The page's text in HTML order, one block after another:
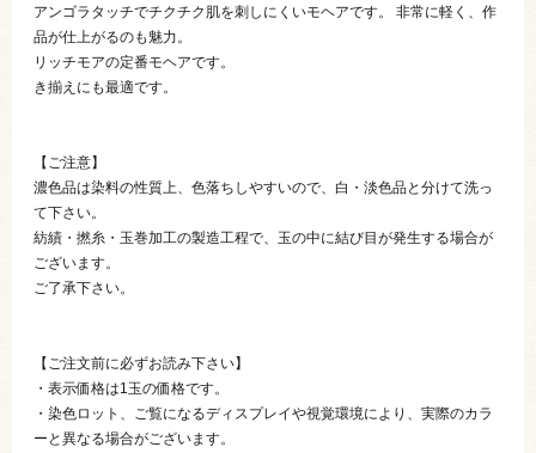
アンゴラタッチでチクチク肌を刺しにくいモヘアです。 非常に軽く、作
品が仕上がるのも魅力。
リッチモアの定番モヘアです。
き揃えにも最適です。
【ご注意】
濃色品は染料の性質上、色落ちしやすいので、白・淡色品と分けて洗っ
て下さい。
紡績・撚糸・玉巻加工の製造工程で、玉の中に結び目が発生する場合が
ございます。
ご了承下さい。
【ご注文前に必ずお読み下さい】
・表示価格は1玉の価格です。
・染色ロット、ご覧になるディスプレイや視覚環境により、実際のカラ
ーと異なる場合がございます。